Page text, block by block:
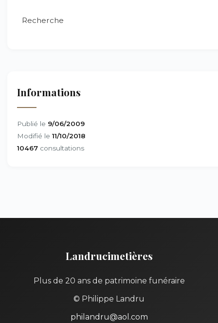
Recherche
Informations
Publié le 9/06/2009
Modifié le 11/10/2018
10467 consultations
Landrucimetières
Plus de 20 ans de patrimoine funéraire
© Philippe Landru
philandru@aol.com